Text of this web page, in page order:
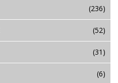
(236)
(52)
(31)
(6)